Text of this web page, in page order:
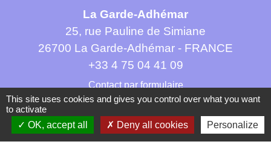
La Garde-Adhémar
25, rue Pauline de Simiane
26700 La Garde-Adhémar - FRANCE
+33 4 75 04 41 09
Contact par formulaire
This site uses cookies and gives you control over what you want
to activate
OK, accept all
Deny all cookies Personalize